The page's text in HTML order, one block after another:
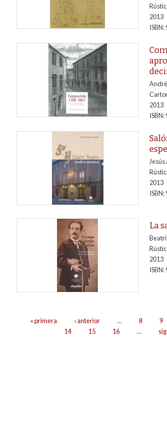
2013
2013
2013
La
2013
Páxinas
« primera ‹ anterior … 8 9
14
15 16 …